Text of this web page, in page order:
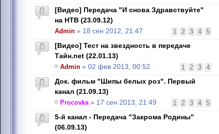
[Видео] Передача "И снова Здравствуйте"
на НТВ (23.09.12)
1 2 3 4 5
Admin » 18 сен 2012, 21:47
[Видео] Тест на звездность в передаче
Тайн.net (22.01.13)
1 2 3 4
Admin » 02 фев 2013, 00:52
Док. фильм "Шипы белых роз". Первый
канал (21.09.13)
1 2 3 4 5
Procovka» 17 сен 2013, 21:49
5-й канал - Передача "Закрома Родины"
(06.09.13)